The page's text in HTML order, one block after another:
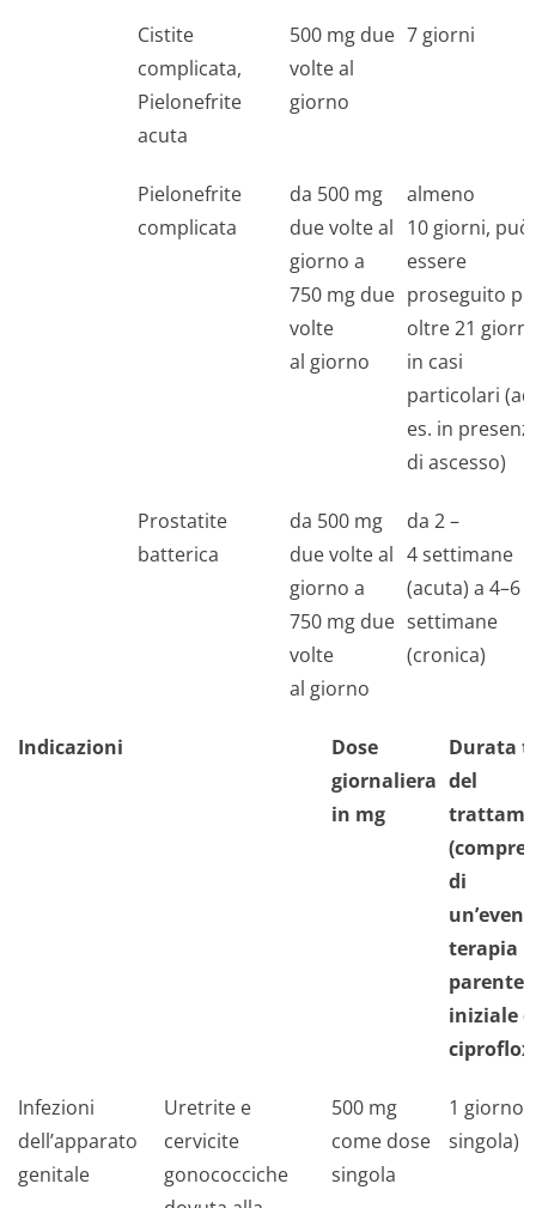
Cistite
complicata,
Pielonefrite
acuta
500 mg due
volte al
giorno
7 giorni
Pielonefrite
complicata
da 500 mg
due volte al
giorno a
750 mg due
volte
al giorno
almeno
10 giorni, può
essere
proseguito
oltre 21 giorni
in casi
particolari (ad
es. in
di ascesso)
Prostatite
batterica
da 500 mg
due volte al
giorno a
750 mg due
volte
al giorno
da 2 –
4 settimane
(acuta) a 4–6
settimane
(cronica)
Indicazioni
Dose
giornaliera
in mg
Durata
del
di
terapia
iniziale
Infezioni
dell’apparato
genitale
Uretrite e
cervicite
gonococciche
500 mg
come dose
singola
1 giorno
singola)